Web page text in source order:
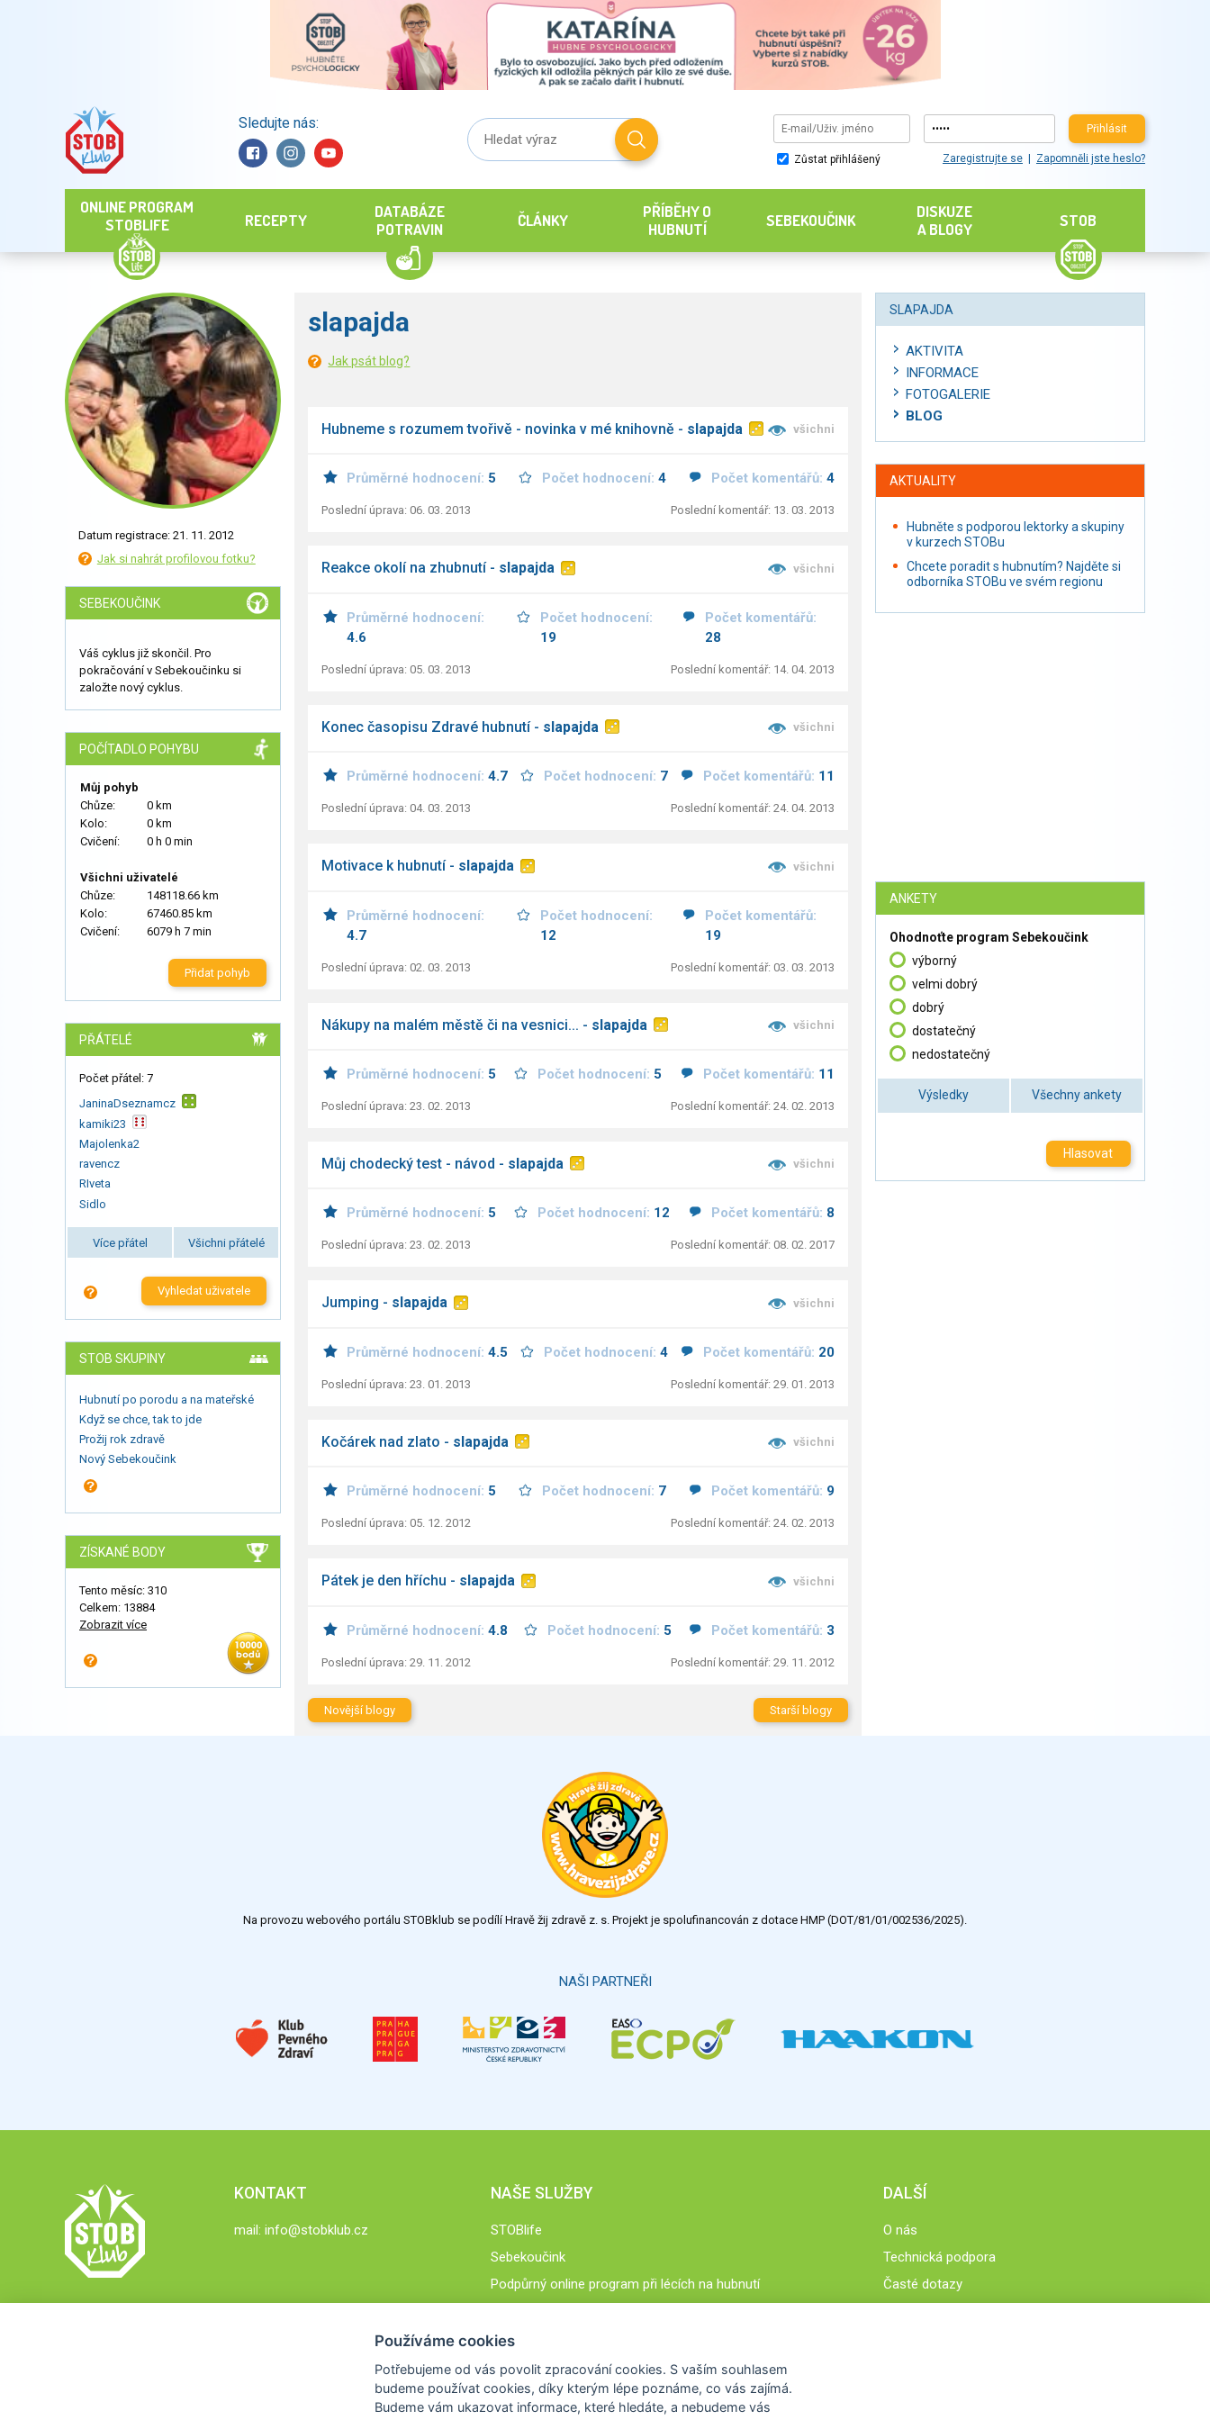
Sledujte nás: Přihlásit
Zůstat přihlášený Zaregistrujte se Zapomněli jste heslo?
ONLINE PROGRAM
STOBLIFE
RECEPTY
DATABÁZE
POTRAVIN
ČLÁNKY
PŘÍBĚHY O
HUBNUTÍ
SEBEKOUČINK
DISKUZE
A BLOGY
STOB
Datum registrace: 21. 11. 2012
Jak si nahrát profilovou fotku?
SEBEKOUČINK
Váš cyklus již skončil. Pro
pokračování v Sebekoučinku si
založte nový cyklus.
POČÍTADLO POHYBU
Můj pohyb
Chůze:
0 km
Kolo:
0 km
Cvičení:
0 h 0 min
Všichni uživatelé
Chůze:
148118.66 km
Kolo:
67460.85 km
Cvičení:
6079 h 7 min
Přidat pohyb
PŘÁTELÉ
Počet přátel: 7
JaninaDseznamcz
kamiki23
Majolenka2
ravencz
RIveta
Sidlo
Více přátel Všichni přátelé
Vyhledat uživatele
STOB SKUPINY
Hubnutí po porodu a na mateřské
Když se chce, tak to jde
Prožij rok zdravě
Nový Sebekoučink
ZÍSKANÉ BODY
Tento měsíc: 310
Celkem: 13884
Zobrazit více
slapajda
Jak psát blog?
Hubneme s rozumem tvořivě - novinka v mé knihovně - slapajda všichni
Průměrné hodnocení: 5 Počet hodnocení: 4 Počet komentářů: 4
Poslední úprava: 06. 03. 2013 Poslední komentář: 13. 03. 2013
Reakce okolí na zhubnutí - slapajda všichni
Průměrné hodnocení:
4.6
Počet hodnocení:
19
Počet komentářů:
28
Poslední úprava: 05. 03. 2013 Poslední komentář: 14. 04. 2013
Konec časopisu Zdravé hubnutí - slapajda všichni
Průměrné hodnocení: 4.7 Počet hodnocení: 7 Počet komentářů: 11
Poslední úprava: 04. 03. 2013 Poslední komentář: 24. 04. 2013
Motivace k hubnutí - slapajda všichni
Průměrné hodnocení:
4.7
Počet hodnocení:
12
Počet komentářů:
19
Poslední úprava: 02. 03. 2013 Poslední komentář: 03. 03. 2013
Nákupy na malém městě či na vesnici... - slapajda všichni
Průměrné hodnocení: 5 Počet hodnocení: 5 Počet komentářů: 11
Poslední úprava: 23. 02. 2013 Poslední komentář: 24. 02. 2013
Můj chodecký test - návod - slapajda všichni
Průměrné hodnocení: 5 Počet hodnocení: 12 Počet komentářů: 8
Poslední úprava: 23. 02. 2013 Poslední komentář: 08. 02. 2017
Jumping - slapajda všichni
Průměrné hodnocení: 4.5 Počet hodnocení: 4 Počet komentářů: 20
Poslední úprava: 23. 01. 2013 Poslední komentář: 29. 01. 2013
Kočárek nad zlato - slapajda všichni
Průměrné hodnocení: 5 Počet hodnocení: 7 Počet komentářů: 9
Poslední úprava: 05. 12. 2012 Poslední komentář: 24. 02. 2013
Pátek je den hříchu - slapajda všichni
Průměrné hodnocení: 4.8 Počet hodnocení: 5 Počet komentářů: 3
Poslední úprava: 29. 11. 2012 Poslední komentář: 29. 11. 2012
Novější blogy Starší blogy
SLAPAJDA
AKTIVITA
INFORMACE
FOTOGALERIE
BLOG
AKTUALITY
Hubněte s podporou lektorky a skupiny
v kurzech STOBu
Chcete poradit s hubnutím? Najděte si
odborníka STOBu ve svém regionu
ANKETY
Ohodnoťte program Sebekoučink
výborný
velmi dobrý
dobrý
dostatečný
nedostatečný
Výsledky Všechny ankety
Hlasovat
Na provozu webového portálu STOBklub se podílí Hravě žij zdravě z. s. Projekt je spolufinancován z dotace HMP (DOT/81/01/002536/2025).
NAŠI PARTNEŘI
KONTAKT
mail: info@stobklub.cz
NAŠE SLUŽBY
STOBlife
Sebekoučink
Podpůrný online program při lécích na hubnutí
DALŠÍ
O nás
Technická podpora
Časté dotazy
Používáme cookies
Potřebujeme od vás povolit zpracování cookies. S vaším souhlasem
budeme používat cookies, díky kterým lépe poznáme, co vás zajímá.
Budeme vám ukazovat informace, které hledáte, a nebudeme vás